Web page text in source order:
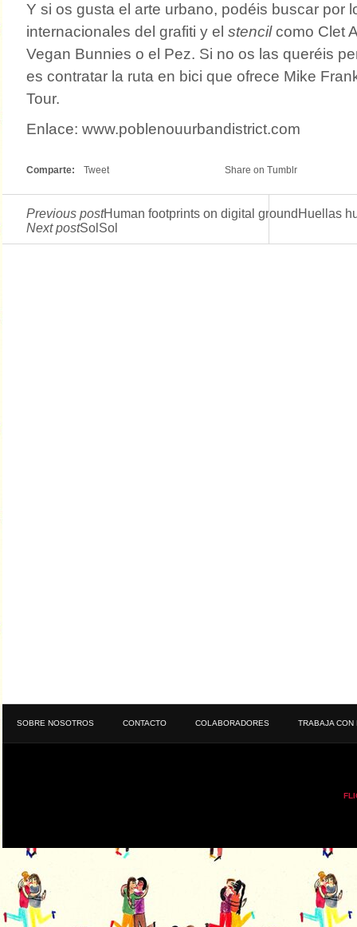
Y si os gusta el arte urbano, podéis buscar por
internacionales del grafiti y el stencilcomo Clet
Vegan Bunnies o el Pez. Si no os las queréis
es contratar la ruta en bici que ofrece Mike
Tour.
Enlace: www.poblenouurbandistrict.com
Comparte: Tweet Share on Tumblr
Previous postHuman footprints on digital groundHuellas
Next postSolSol
SOBRE NOSOTROS CONTACTO COLABORADORES TRABAJA CON